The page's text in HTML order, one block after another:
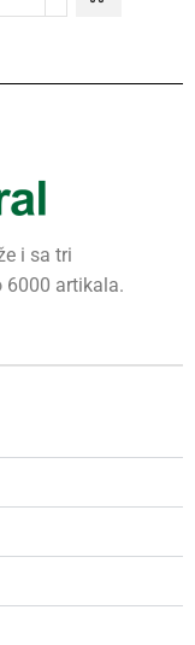
i sa tri
6000 artikala.